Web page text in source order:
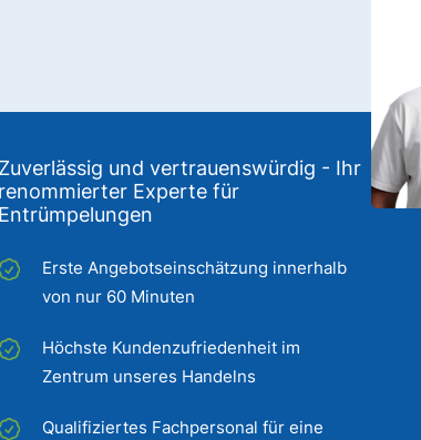
Zuverlässig und vertrauenswürdig - Ihr
renommierter Experte für
Entrümpelungen
Erste Angebotseinschätzung innerhalb
von nur 60 Minuten
Höchste Kundenzufriedenheit im
Zentrum unseres Handelns
Qualifiziertes Fachpersonal für eine